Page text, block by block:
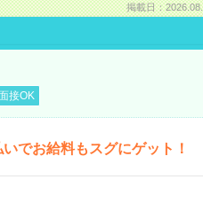
掲載日：
接OK
でお給料もスグにゲット！